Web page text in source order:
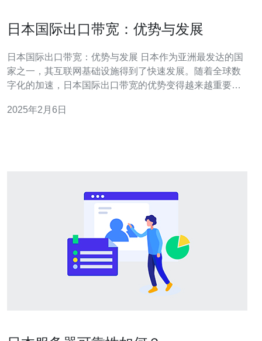
日本国际出口带宽：优势与发展
日本国际出口带宽：优势与发展 日本作为亚洲最发达的国
家之一，其互联网基础设施得到了快速发展。随着全球数
字化的加速，日本国际出口带宽的优势变得越来越重要。
本作为亚洲的技术和创新中心，其国际出口带宽具有以下
2025年2月6日